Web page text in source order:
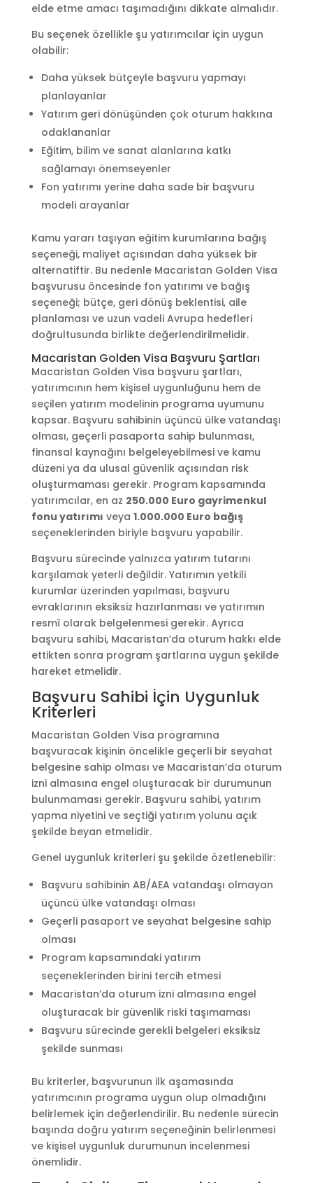
elde etme amacı taşımadığını dikkate almalıdır.
Bu seçenek özellikle şu yatırımcılar için uygun
olabilir:
Daha yüksek bütçeyle başvuru yapmayı
planlayanlar
Yatırım geri dönüşünden çok oturum hakkına
odaklananlar
Eğitim, bilim ve sanat alanlarına katkı
sağlamayı önemseyenler
Fon yatırımı yerine daha sade bir başvuru
modeli arayanlar
Kamu yararı taşıyan eğitim kurumlarına bağış
seçeneği, maliyet açısından daha yüksek bir
alternatiftir. Bu nedenle Macaristan Golden Visa
başvurusu öncesinde fon yatırımı ve bağış
seçeneği; bütçe, geri dönüş beklentisi, aile
planlaması ve uzun vadeli Avrupa hedefleri
doğrultusunda birlikte değerlendirilmelidir.
Macaristan Golden Visa Başvuru Şartları
Macaristan Golden Visa başvuru şartları,
yatırımcının hem kişisel uygunluğunu hem de
seçilen yatırım modelinin programa uyumunu
kapsar. Başvuru sahibinin üçüncü ülke vatandaşı
olması, geçerli pasaporta sahip bulunması,
finansal kaynağını belgeleyebilmesi ve kamu
düzeni ya da ulusal güvenlik açısından risk
oluşturmaması gerekir. Program kapsamında
yatırımcılar, en az 250.000 Euro gayrimenkul
fonu yatırımı veya 1.000.000 Euro bağış
seçeneklerinden biriyle başvuru yapabilir.
Başvuru sürecinde yalnızca yatırım tutarını
karşılamak yeterli değildir. Yatırımın yetkili
kurumlar üzerinden yapılması, başvuru
evraklarının eksiksiz hazırlanması ve yatırımın
resmî olarak belgelenmesi gerekir. Ayrıca
başvuru sahibi, Macaristan’da oturum hakkı elde
ettikten sonra program şartlarına uygun şekilde
hareket etmelidir.
Başvuru Sahibi İçin Uygunluk
Kriterleri
Macaristan Golden Visa programına
başvuracak kişinin öncelikle geçerli bir seyahat
belgesine sahip olması ve Macaristan’da oturum
izni almasına engel oluşturacak bir durumunun
bulunmaması gerekir. Başvuru sahibi, yatırım
yapma niyetini ve seçtiği yatırım yolunu açık
şekilde beyan etmelidir.
Genel uygunluk kriterleri şu şekilde özetlenebilir:
Başvuru sahibinin AB/AEA vatandaşı olmayan
üçüncü ülke vatandaşı olması
Geçerli pasaport ve seyahat belgesine sahip
olması
Program kapsamındaki yatırım
seçeneklerinden birini tercih etmesi
Macaristan’da oturum izni almasına engel
oluşturacak bir güvenlik riski taşımaması
Başvuru sürecinde gerekli belgeleri eksiksiz
şekilde sunması
Bu kriterler, başvurunun ilk aşamasında
yatırımcının programa uygun olup olmadığını
belirlemek için değerlendirilir. Bu nedenle sürecin
başında doğru yatırım seçeneğinin belirlenmesi
ve kişisel uygunluk durumunun incelenmesi
önemlidir.